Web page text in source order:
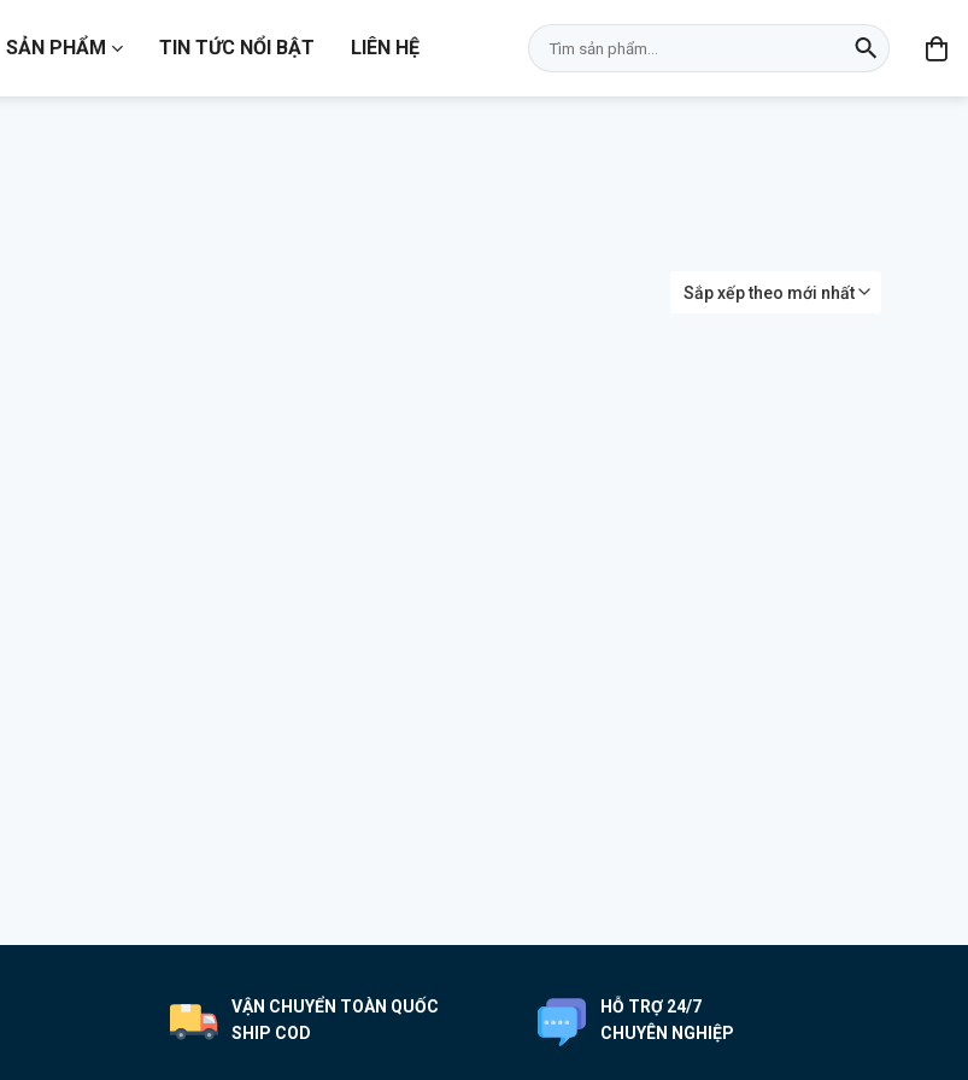
SẢN PHẨM TIN TỨC NỔI BẬT LIÊN HỆ
Tìm
kiếm:
VẬN CHUYỂN TOÀN QUỐC
SHIP COD
HỖ TRỢ 24/7
CHUYÊN NGHIỆP